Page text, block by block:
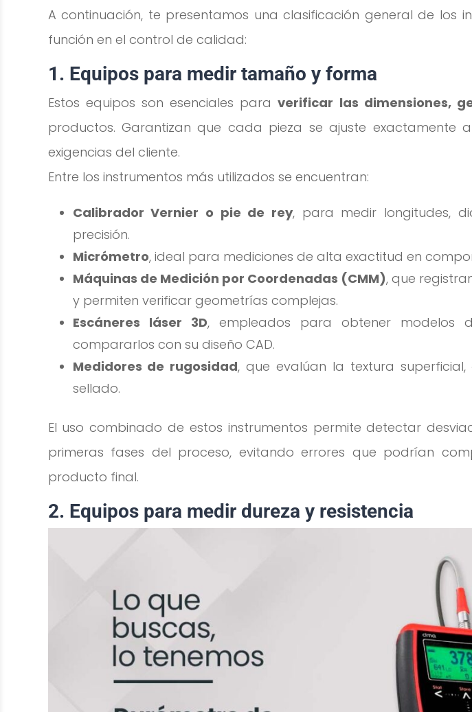
A continuación, te presentamos una clasificación general de los
función en el control de calidad:
1. Equipos para medir tamaño y forma
Estos equipos son esenciales paraverificar las dimensiones,
productos. Garantizan que cada pieza se ajuste exactamente
exigencias del cliente.
Entre los instrumentos más utilizados se encuentran:
Calibrador Vernier o pie de rey, para medir longitudes,
precisión.
Micrómetro, ideal para mediciones de alta exactitud en
Máquinas de Medición por Coordenadas (CMM), que
y permiten verificar geometrías complejas.
Escáneres láser 3D, empleados para obtener modelos
compararlos con su diseño CAD.
Medidores de rugosidad, que evalúan la textura
sellado.
El uso combinado de estos instrumentos permite detectar
primeras fases del proceso, evitando errores que podrían
producto final.
2. Equipos para medir dureza y resistencia